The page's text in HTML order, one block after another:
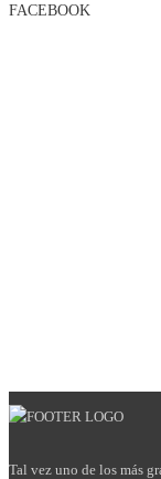
FACEBOOK
Tal vez uno de los más